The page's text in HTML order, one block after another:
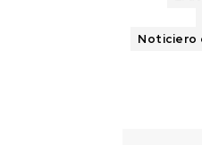
Noticiero